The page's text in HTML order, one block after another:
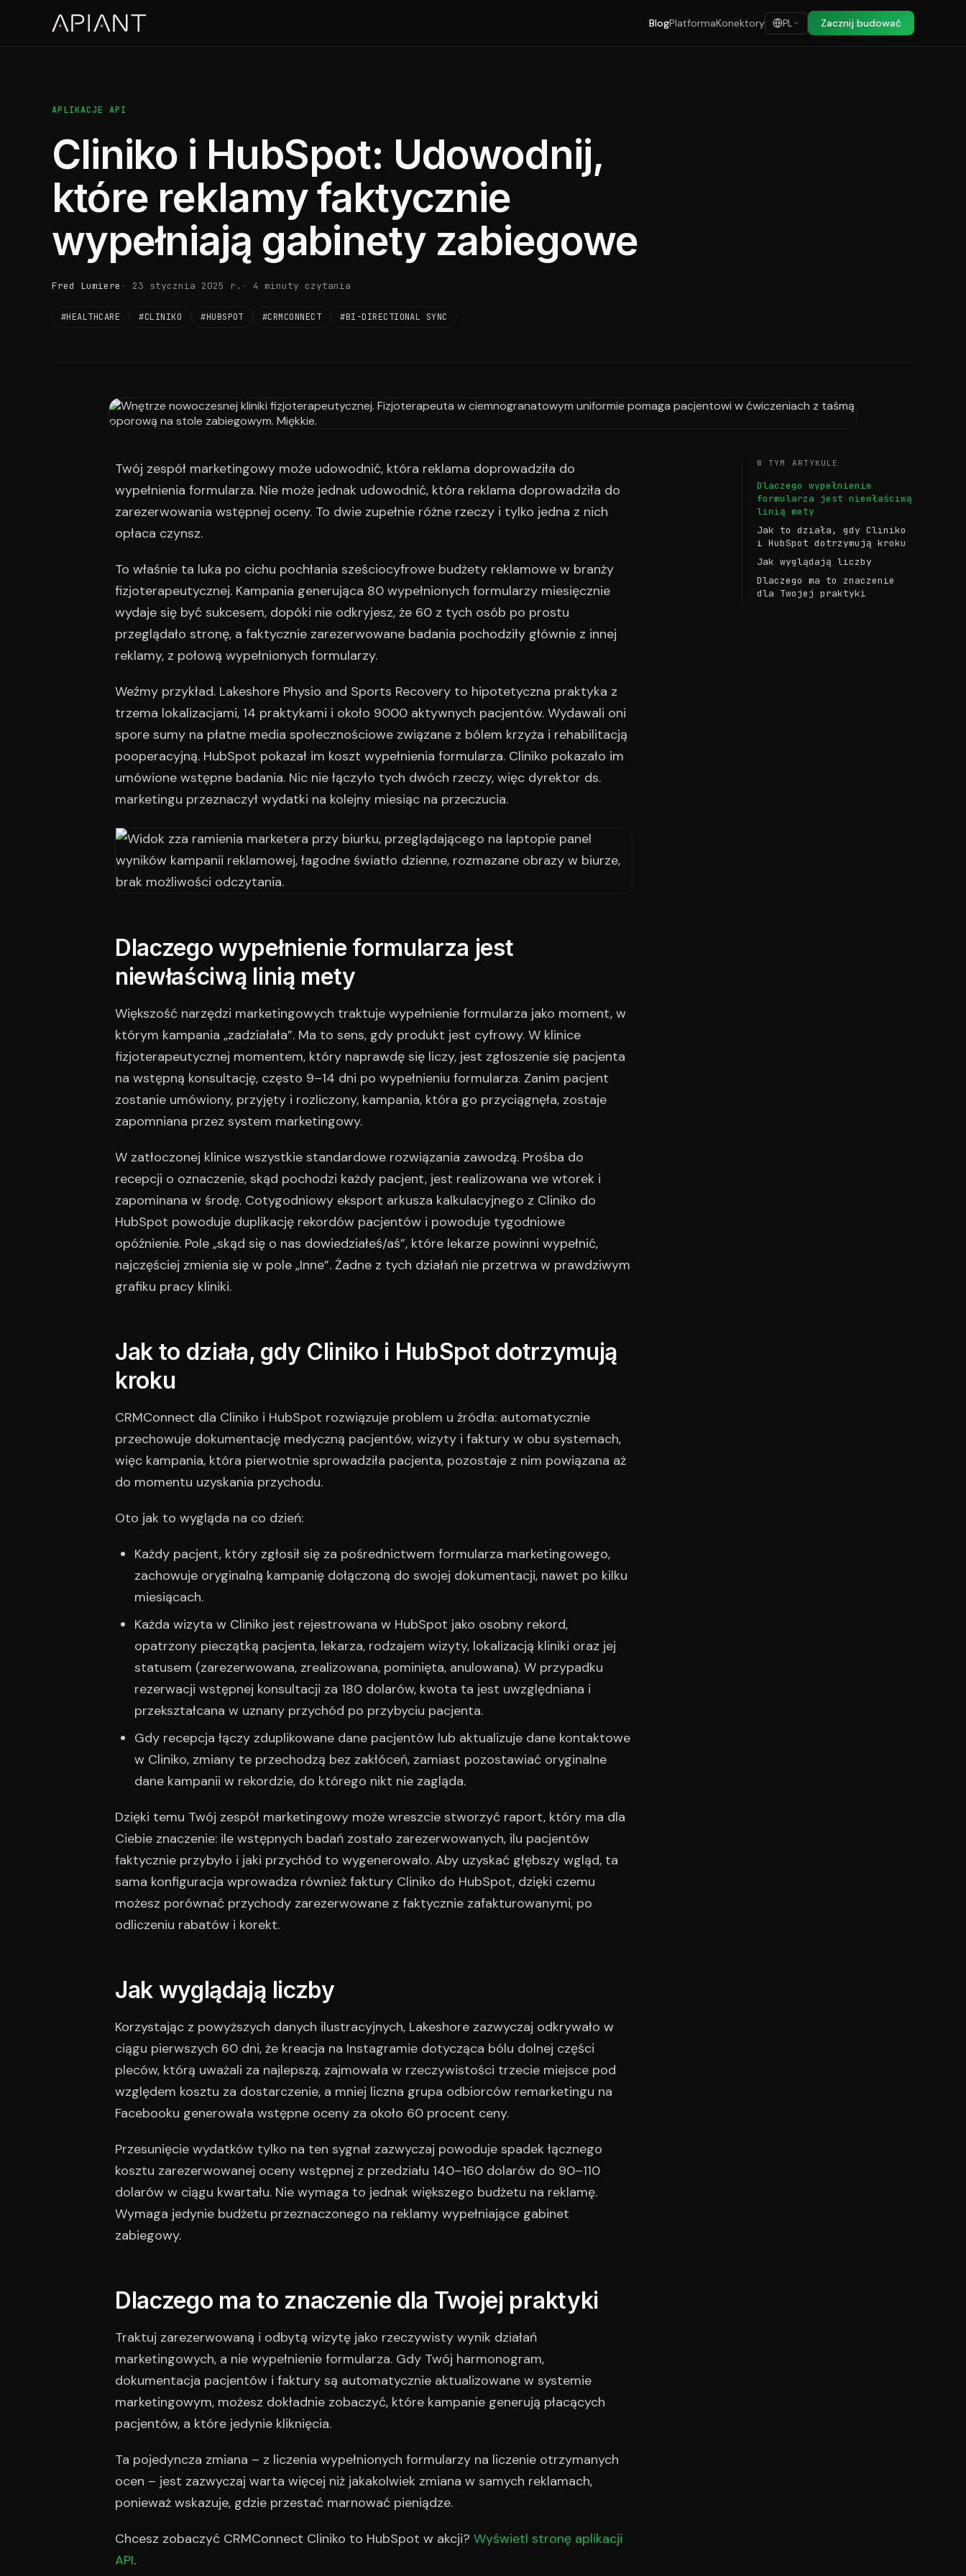
BlogPlatformaKonektory PL Zacznij budować
APLIKACJE API
Cliniko i HubSpot: Udowodnij,
które reklamy faktycznie
wypełniają gabinety zabiegowe
Fred Lumiere 23 stycznia 2025 r. 4 minuty czytania
#HEALTHCARE #CLINIKO #HUBSPOT #CRMCONNECT #BI-DIRECTIONAL SYNC
Twój zespół marketingowy może udowodnić, która reklama doprowadziła do
wypełnienia formularza. Nie może jednak udowodnić, która reklama doprowadziła do
zarezerwowania wstępnej oceny. To dwie zupełnie różne rzeczy i tylko jedna z nich
opłaca czynsz.
To właśnie ta luka po cichu pochłania sześciocyfrowe budżety reklamowe w branży
fizjoterapeutycznej. Kampania generująca 80 wypełnionych formularzy miesięcznie
wydaje się być sukcesem, dopóki nie odkryjesz, że 60 z tych osób po prostu
przeglądało stronę, a faktycznie zarezerwowane badania pochodziły głównie z innej
reklamy, z połową wypełnionych formularzy.
Weźmy przykład. Lakeshore Physio and Sports Recovery to hipotetyczna praktyka z
trzema lokalizacjami, 14 praktykami i około 9000 aktywnych pacjentów. Wydawali oni
spore sumy na płatne media społecznościowe związane z bólem krzyża i rehabilitacją
pooperacyjną. HubSpot pokazał im koszt wypełnienia formularza. Cliniko pokazało im
umówione wstępne badania. Nic nie łączyło tych dwóch rzeczy, więc dyrektor ds.
marketingu przeznaczył wydatki na kolejny miesiąc na przeczucia.
Dlaczego wypełnienie formularza jest
niewłaściwą linią mety
Większość narzędzi marketingowych traktuje wypełnienie formularza jako moment, w
którym kampania „zadziałała”. Ma to sens, gdy produkt jest cyfrowy. W klinice
fizjoterapeutycznej momentem, który naprawdę się liczy, jest zgłoszenie się pacjenta
na wstępną konsultację, często 9–14 dni po wypełnieniu formularza. Zanim pacjent
zostanie umówiony, przyjęty i rozliczony, kampania, która go przyciągnęła, zostaje
zapomniana przez system marketingowy.
W zatłoczonej klinice wszystkie standardowe rozwiązania zawodzą. Prośba do
recepcji o oznaczenie, skąd pochodzi każdy pacjent, jest realizowana we wtorek i
zapominana w środę. Cotygodniowy eksport arkusza kalkulacyjnego z Cliniko do
HubSpot powoduje duplikację rekordów pacjentów i powoduje tygodniowe
opóźnienie. Pole „skąd się o nas dowiedziałeś/aś”, które lekarze powinni wypełnić,
najczęściej zmienia się w pole „Inne”. Żadne z tych działań nie przetrwa w prawdziwym
grafiku pracy kliniki.
Jak to działa, gdy Cliniko i HubSpot dotrzymują
kroku
CRMConnect dla Cliniko i HubSpot rozwiązuje problem u źródła: automatycznie
przechowuje dokumentację medyczną pacjentów, wizyty i faktury w obu systemach,
więc kampania, która pierwotnie sprowadziła pacjenta, pozostaje z nim powiązana aż
do momentu uzyskania przychodu.
Oto jak to wygląda na co dzień:
Każdy pacjent, który zgłosił się za pośrednictwem formularza marketingowego,
zachowuje oryginalną kampanię dołączoną do swojej dokumentacji, nawet po kilku
miesiącach.
Każda wizyta w Cliniko jest rejestrowana w HubSpot jako osobny rekord,
opatrzony pieczątką pacjenta, lekarza, rodzajem wizyty, lokalizacją kliniki oraz jej
statusem (zarezerwowana, zrealizowana, pominięta, anulowana). W przypadku
rezerwacji wstępnej konsultacji za 180 dolarów, kwota ta jest uwzględniana i
przekształcana w uznany przychód po przybyciu pacjenta.
Gdy recepcja łączy zduplikowane dane pacjentów lub aktualizuje dane kontaktowe
w Cliniko, zmiany te przechodzą bez zakłóceń, zamiast pozostawiać oryginalne
dane kampanii w rekordzie, do którego nikt nie zagląda.
Dzięki temu Twój zespół marketingowy może wreszcie stworzyć raport, który ma dla
Ciebie znaczenie: ile wstępnych badań zostało zarezerwowanych, ilu pacjentów
faktycznie przybyło i jaki przychód to wygenerowało. Aby uzyskać głębszy wgląd, ta
sama konfiguracja wprowadza również faktury Cliniko do HubSpot, dzięki czemu
możesz porównać przychody zarezerwowane z faktycznie zafakturowanymi, po
odliczeniu rabatów i korekt.
Jak wyglądają liczby
Korzystając z powyższych danych ilustracyjnych, Lakeshore zazwyczaj odkrywało w
ciągu pierwszych 60 dni, że kreacja na Instagramie dotycząca bólu dolnej części
pleców, którą uważali za najlepszą, zajmowała w rzeczywistości trzecie miejsce pod
względem kosztu za dostarczenie, a mniej liczna grupa odbiorców remarketingu na
Facebooku generowała wstępne oceny za około 60 procent ceny.
Przesunięcie wydatków tylko na ten sygnał zazwyczaj powoduje spadek łącznego
kosztu zarezerwowanej oceny wstępnej z przedziału 140–160 dolarów do 90–110
dolarów w ciągu kwartału. Nie wymaga to jednak większego budżetu na reklamę.
Wymaga jedynie budżetu przeznaczonego na reklamy wypełniające gabinet
zabiegowy.
Dlaczego ma to znaczenie dla Twojej praktyki
Traktuj zarezerwowaną i odbytą wizytę jako rzeczywisty wynik działań
marketingowych, a nie wypełnienie formularza. Gdy Twój harmonogram,
dokumentacja pacjentów i faktury są automatycznie aktualizowane w systemie
marketingowym, możesz dokładnie zobaczyć, które kampanie generują płacących
pacjentów, a które jedynie kliknięcia.
Ta pojedyncza zmiana – z liczenia wypełnionych formularzy na liczenie otrzymanych
ocen – jest zazwyczaj warta więcej niż jakakolwiek zmiana w samych reklamach,
ponieważ wskazuje, gdzie przestać marnować pieniądze.
Chcesz zobaczyć CRMConnect Cliniko to HubSpot w akcji? Wyświetl stronę aplikacji
API.
W TYM ARTYKULE
Dlaczego wypełnienie
formularza jest niewłaściwą
linią mety
Jak to działa, gdy Cliniko
i HubSpot dotrzymują kroku
Jak wyglądają liczby
Dlaczego ma to znaczenie
dla Twojej praktyki